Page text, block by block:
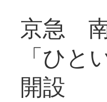
京急
「ひ
開設